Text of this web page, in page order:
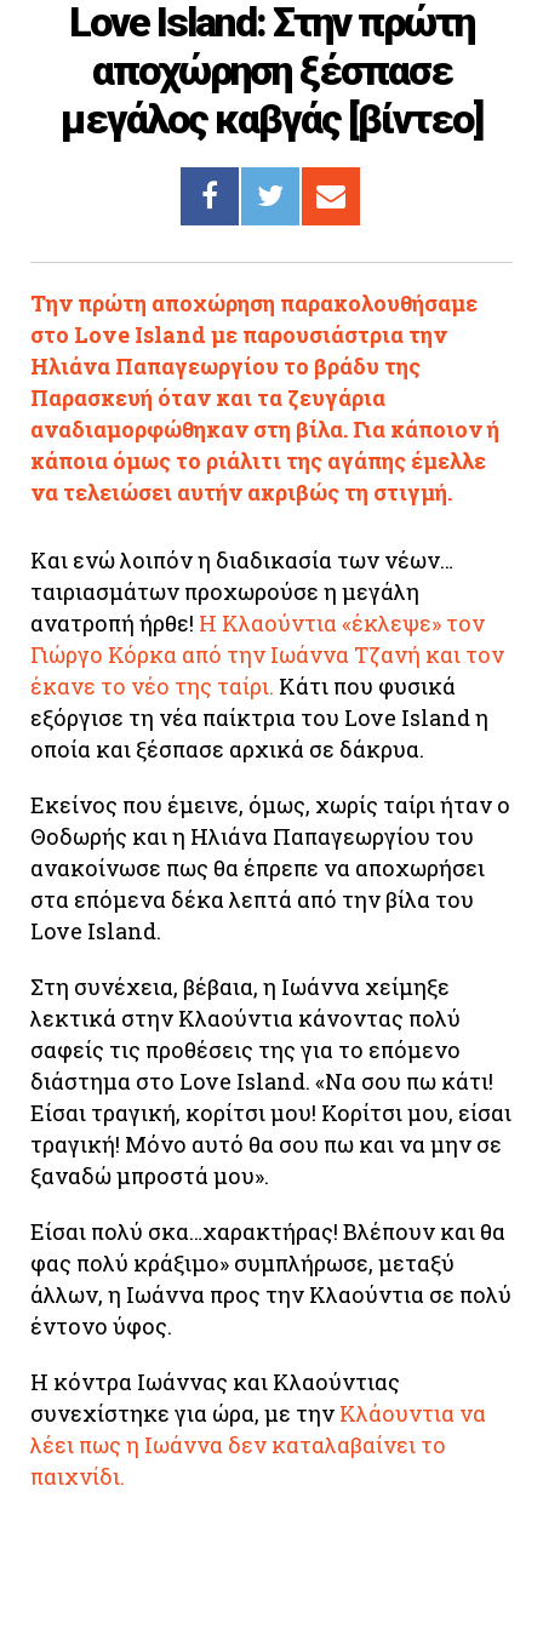
ΣΥΝΔΕΣΜΟΙ
Love Island: Στην πρώτη
αποχώρηση ξέσπασε
μεγάλος καβγάς [βίντεο]
Την πρώτη αποχώρηση παρακολουθήσαμε
στο Love Island με παρουσιάστρια την
Ηλιάνα Παπαγεωργίου το βράδυ της
Παρασκευή όταν και τα ζευγάρια
αναδιαμορφώθηκαν στη βίλα. Για κάποιον ή
κάποια όμως το ριάλιτι της αγάπης έμελλε
να τελειώσει αυτήν ακριβώς τη στιγμή.
Και ενώ λοιπόν η διαδικασία των νέων…
ταιριασμάτων προχωρούσε η μεγάλη
ανατροπή ήρθε! Η Κλαούντια «έκλεψε» τον
Γιώργο Κόρκα από την Ιωάννα Τζανή και τον
έκανε το νέο της ταίρι. Κάτι που φυσικά
εξόργισε τη νέα παίκτρια του Love Island η
οποία και ξέσπασε αρχικά σε δάκρυα.
Εκείνος που έμεινε, όμως, χωρίς ταίρι ήταν ο
Θοδωρής και η Ηλιάνα Παπαγεωργίου του
ανακοίνωσε πως θα έπρεπε να αποχωρήσει
στα επόμενα δέκα λεπτά από την βίλα του
Love Island.
Στη συνέχεια, βέβαια, η Ιωάννα χείμηξε
λεκτικά στην Κλαούντια κάνοντας πολύ
σαφείς τις προθέσεις της για το επόμενο
διάστημα στο Love Island. «Να σου πω κάτι!
Είσαι τραγική, κορίτσι μου! Κορίτσι μου, είσαι
τραγική! Μόνο αυτό θα σου πω και να μην σε
ξαναδώ μπροστά μου».
Είσαι πολύ σκα…χαρακτήρας! Βλέπουν και θα
φας πολύ κράξιμο» συμπλήρωσε, μεταξύ
άλλων, η Ιωάννα προς την Κλαούντια σε πολύ
έντονο ύφος.
Η κόντρα Ιωάννας και Κλαούντιας
συνεχίστηκε για ώρα, με την Κλάουντια να
λέει πως η Ιωάννα δεν καταλαβαίνει το
παιχνίδι.